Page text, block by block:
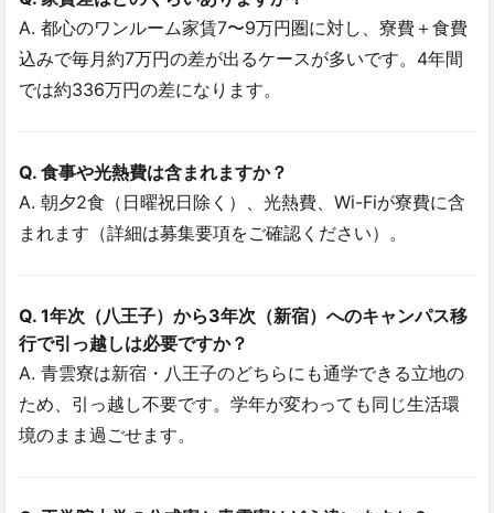
A. 都心のワンルーム家賃7〜9万円圏に対し、寮費＋食費
込みで毎月約7万円の差が出るケースが多いです。4年間
では約336万円の差になります。
Q. 食事や光熱費は含まれますか？
A. 朝夕2食（日曜祝日除く）、光熱費、Wi-Fiが寮費に含
まれます（詳細は募集要項をご確認ください）。
Q. 1年次（八王子）から3年次（新宿）へのキャンパス移
行で引っ越しは必要ですか？
A. 青雲寮は新宿・八王子のどちらにも通学できる立地の
ため、引っ越し不要です。学年が変わっても同じ生活環
境のまま過ごせます。